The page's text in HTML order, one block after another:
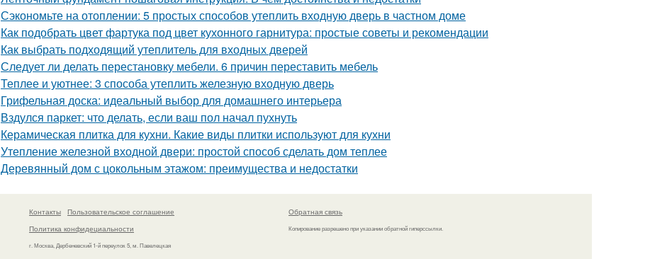
Сэкономьте на отоплении: 5 простых способов утеплить входную дверь в частном доме
Как подобрать цвет фартука под цвет кухонного гарнитура: простые советы и рекомендации
Как выбрать подходящий утеплитель для входных дверей
Следует ли делать перестановку мебели. 6 причин переставить мебель
Теплее и уютнее: 3 способа утеплить железную входную дверь
Грифельная доска: идеальный выбор для домашнего интерьера
Вздулся паркет: что делать, если ваш пол начал пухнуть
Керамическая плитка для кухни. Какие виды плитки используют для кухни
Утепление железной входной двери: простой способ сделать дом теплее
Деревянный дом с цокольным этажом: преимущества и недостатки
Контакты
Пользовательское соглашение
Политика конфидециальности
г. Москва, Дербеневский 1-й переулок 5, м. Павелецкая
Обратная связь
Копирование разрешено при указании обратной гиперссылки.